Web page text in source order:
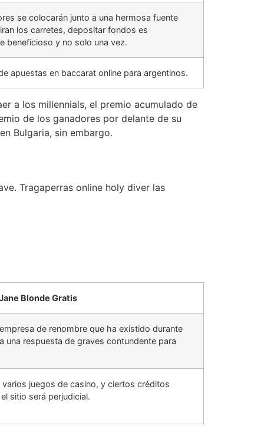
se colocarán junto a una hermosa fuente
los carretes, depositar fondos es
beneficioso y no solo una vez.
apuestas en baccarat online para argentinos.
a los millennials, el premio acumulado de
de los ganadores por delante de su
Bulgaria, sin embargo.
Tragaperras online holy diver las
Blonde Gratis
de renombre que ha existido durante
una respuesta de graves contundente para
juegos de casino, y ciertos créditos
sitio será perjudicial.